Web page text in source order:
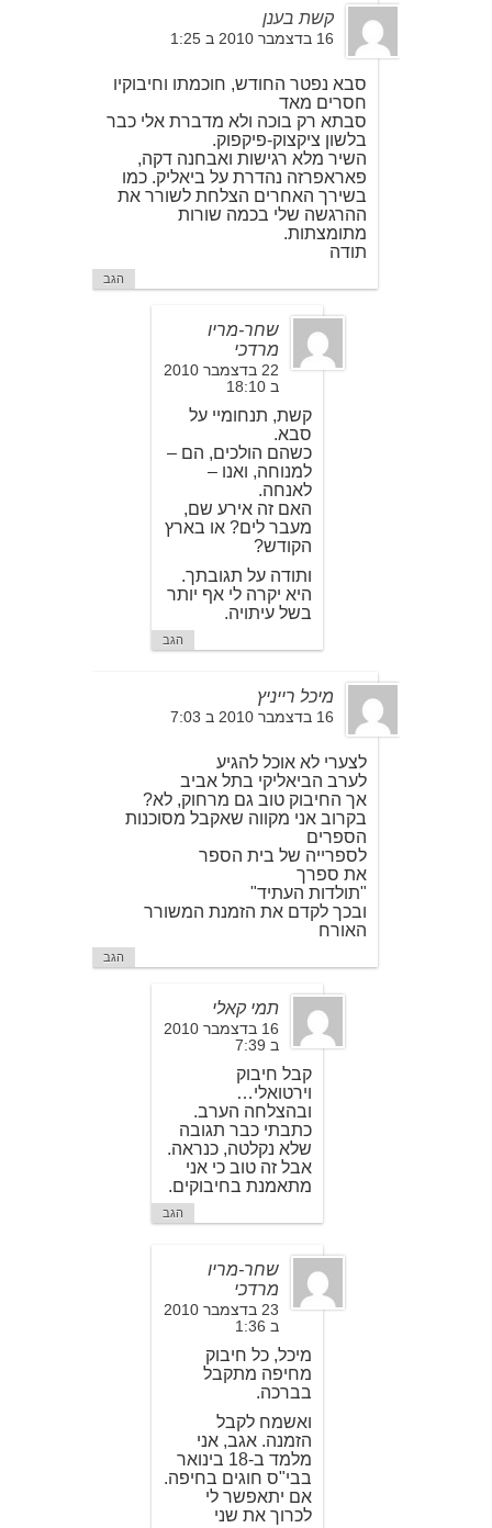
קשת בענן
16 בדצמבר 2010 ב 1:25
סבא נפטר החודש, חוכמתו וחיבוקיו
חסרים מאד
סבתא רק בוכה ולא מדברת אלי כבר
בלשון ציקצוק-פיקפוק.
השיר מלא רגישות ואבחנה דקה,
פאראפרזה נהדרת על ביאליק. כמו
בשירך האחרים הצלחת לשורר את
ההרגשה שלי בכמה שורות
מתומצתות.
תודה
הגב
שחר-מריו
מרדכי
22 בדצמבר 2010
ב 18:10
קשת, תנחומיי על
סבא.
כשהם הולכים, הם –
למנוחה, ואנו –
לאנחה.
האם זה אירע שם,
מעבר לים? או בארץ
הקודש?
ותודה על תגובתך.
היא יקרה לי אף יותר
בשל עיתויה.
הגב
מיכל רייניץ
16 בדצמבר 2010 ב 7:03
לצערי לא אוכל להגיע
לערב הביאליקי בתל אביב
אך החיבוק טוב גם מרחוק, לא?
בקרוב אני מקווה שאקבל מסוכנות
הספרים
לספרייה של בית הספר
את ספרך
"תולדות העתיד"
ובכך לקדם את הזמנת המשורר
האורח
הגב
תמי קאלי
16 בדצמבר 2010
ב 7:39
קבל חיבוק
וירטואלי…
ובהצלחה הערב.
כתבתי כבר תגובה
שלא נקלטה, כנראה.
אבל זה טוב כי אני
מתאמנת בחיבוקים.
הגב
שחר-מריו
מרדכי
23 בדצמבר 2010
ב 1:36
מיכל, כל חיבוק
מחיפה מתקבל
בברכה.
ואשמח לקבל
הזמנה. אגב, אני
מלמד ב-18 בינואר
בבי"ס חוגים בחיפה.
אם יתאפשר לי
לכרוך את שני